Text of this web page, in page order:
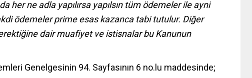
her ne adla yapılırsa yapılsın tüm ödemeler ile ayni
ödemeler prime esas kazanca tabi tutulur. Diğer
dair muafiyet ve istisnalar bu Kanunun
Genelgesinin 94. Sayfasının 6 no.lu maddesinde;